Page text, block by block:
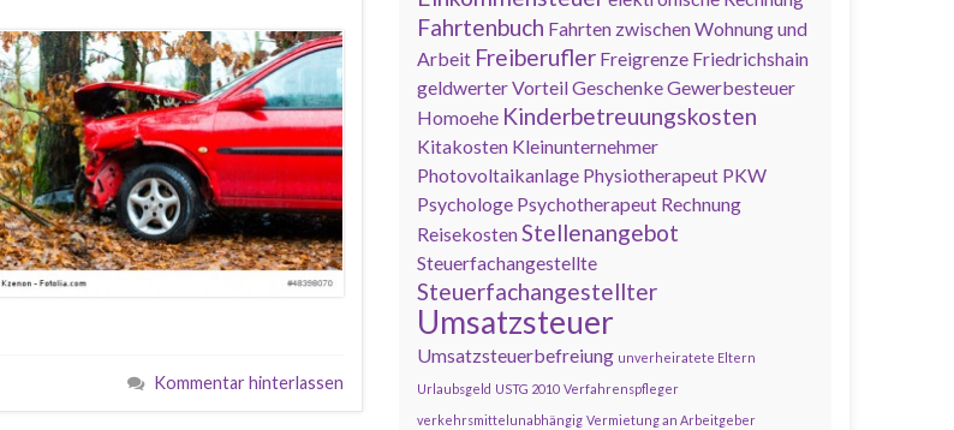
Kommentar hinterlassen
Fahrtenbuch Fahrten zwischen Wohnung und
Arbeit Freiberufler Freigrenze Friedrichshain
geldwerter VorteilGeschenkeGewerbesteuer
Homoehe Kinderbetreuungskosten
Kitakosten Kleinunternehmer
Photovoltaikanlage Physiotherapeut PKW
Psychologe Psychotherapeut Rechnung
ReisekostenStellenangebot
Steuerfachangestellte
Steuerfachangestellter
Umsatzsteuer
Umsatzsteuerbefreiung unverheiratete Eltern
Urlaubsgeld USTG 2010 Verfahrenspfleger
verkehrsmittelunabhängig Vermietung an Arbeitgeber